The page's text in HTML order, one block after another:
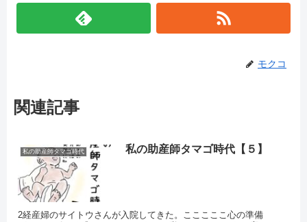
モクコ
関連記事
私の助産師タマゴ時代 私の助産師タマゴ時代【５】
2経産婦のサイトウさんが入院してきた。こここここ心の準備